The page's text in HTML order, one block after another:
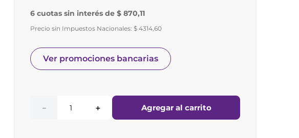
6 cuotas sin interés de $ 870,11
Precio sin Impuestos Nacionales:$ 4314,60
Ver promociones bancarias
＋
－ Agregar al carrito